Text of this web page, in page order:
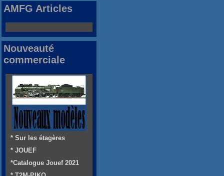
AMFG Articles
Nouveauté
commerciale
* Sur les étagères
* JOUEF
*Catalogue Jouef 2021